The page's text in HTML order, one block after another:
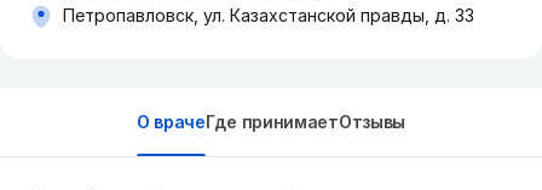
Петропавловск, ул. Казахстанской правды, д. 33
О врачеГде принимаетОтзывы